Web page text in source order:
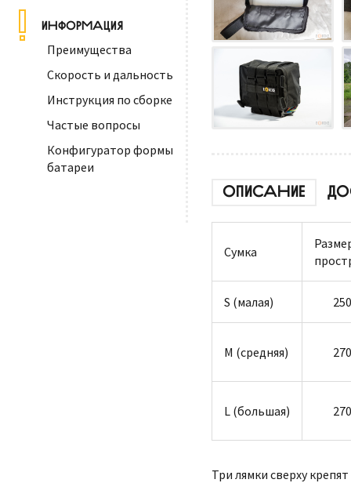
ИНФОРМАЦИЯ
Преимущества
Скорость и дальность
Инструкция по сборке
Частые вопросы
Конфигуратор формы
батареи
ОПИСАНИЕ
Сумка
S (малая)
M (средняя)
L (большая)
Три лямки сверху